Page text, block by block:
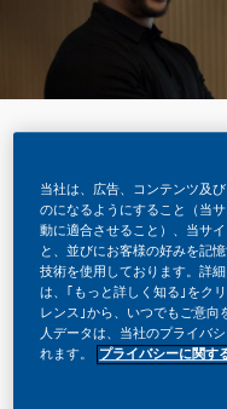
スモー
役職を検索
場所を入力してくださ
当社は、広告、コンテンツ及
のになるようにすること（当
動に適合させること）、当サ
と、並びにお客様の好みを記
技術を使用しております。詳
は、｢もっと詳しく知る｣をク
レンス｣から、いつでもご意向
人データは、当社のプライバ
れます。
プライバシーに関す